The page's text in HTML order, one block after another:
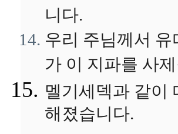
니다.
우리 주님께서
가 이 지파를 사
멜기세덱과 같이
해졌습니다.